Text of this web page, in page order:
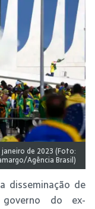
de 2023 (Foto:
Agência Brasil)
disseminação de
do ex-